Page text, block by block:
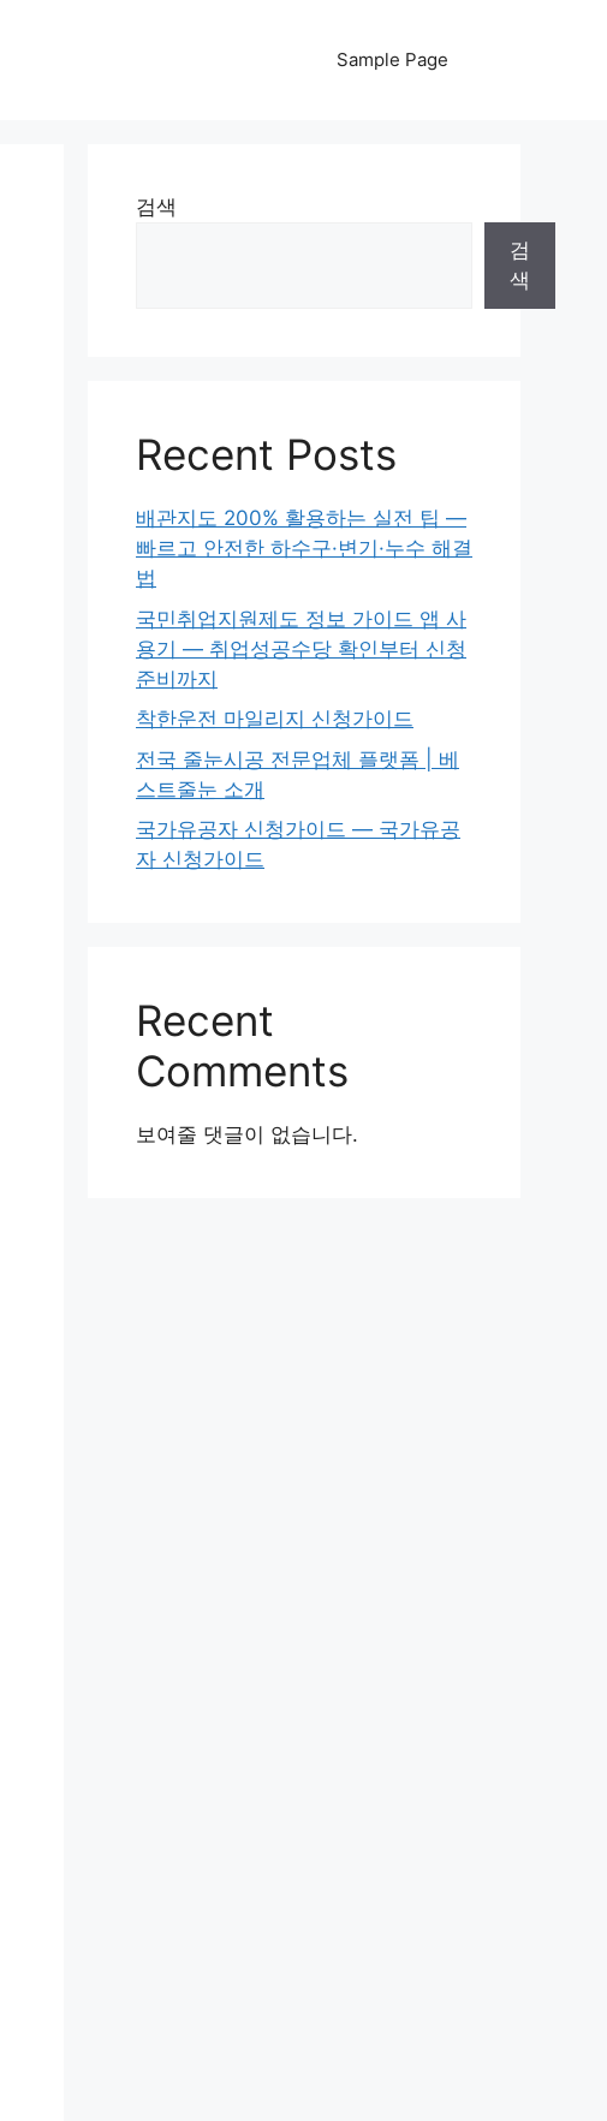
Sample Page
검색
검
색
Recent Posts
배관지도 200% 활용하는 실전 팁 —
빠르고 안전한 하수구·변기·누수 해결
법
국민취업지원제도 정보 가이드 앱 사
용기 — 취업성공수당 확인부터 신청
준비까지
착한운전 마일리지 신청가이드
전국 줄눈시공 전문업체 플랫폼 | 베
스트줄눈 소개
국가유공자 신청가이드 — 국가유공
자 신청가이드
Recent
Comments
보여줄 댓글이 없습니다.